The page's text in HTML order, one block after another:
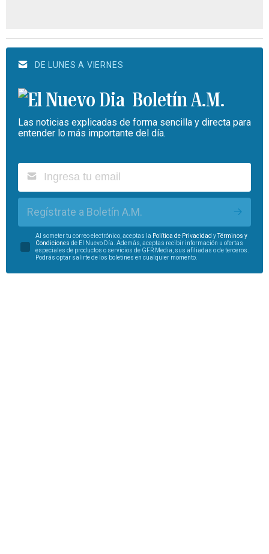
DE LUNES A VIERNES
Boletín A.M.
Las noticias explicadas de forma sencilla y directa para
entender lo más importante del día.
Regístrate a Boletín A.M.
Al someter tu correo electrónico, aceptas la Política de Privacidad yTérminos y
Condiciones de El Nuevo Día. Además, aceptas recibir información u ofertas
especiales de productos o servicios de GFR Media, sus afiliadas o de terceros.
Podrás optar salirte de los boletines en cualquier momento.